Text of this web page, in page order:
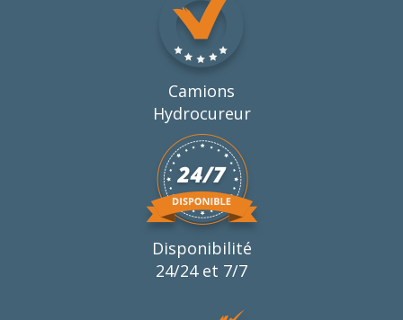
Camions
Hydrocureur
Disponibilité
24/24 et 7/7